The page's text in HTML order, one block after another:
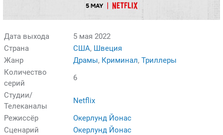
Дата выхода
5 мая 2022
Страна
США, Швеция
Жанр
Драмы, Криминал, Триллеры
Количество
серий
6
Студии/
Телеканалы
Netflix
Режиссёр
Окерлунд Йонас
Сценарий
Окерлунд Йонас